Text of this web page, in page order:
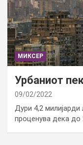
МИКСЕР
Урбаниот
09/02/2022
Дури 4,2 милијарди
проценува дека до